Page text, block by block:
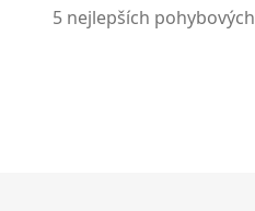
5 nejlepších